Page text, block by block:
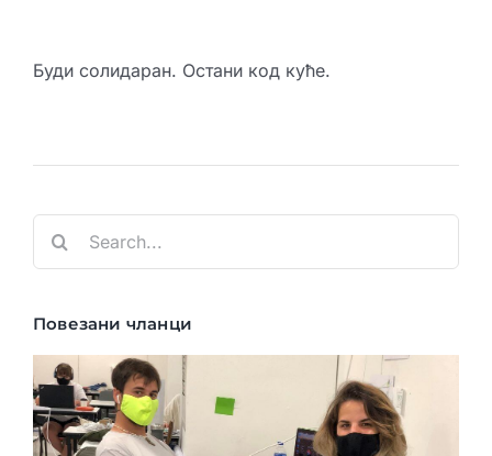
Буди солидаран. Остани код куће.
Повезани чланци